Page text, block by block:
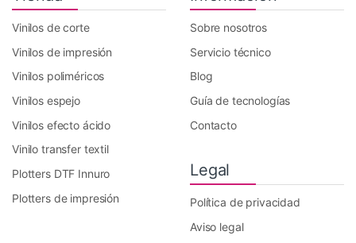
Vinilos de corte
Vinilos de impresión
Vinilos poliméricos
Vinilos espejo
Vinilos efecto ácido
Vinilo transfer textil
Plotters DTF Innuro
Plotters de impresión
Sobre nosotros
Servicio técnico
Blog
Guía de tecnologías
Contacto
Legal
Política de privacidad
Aviso legal